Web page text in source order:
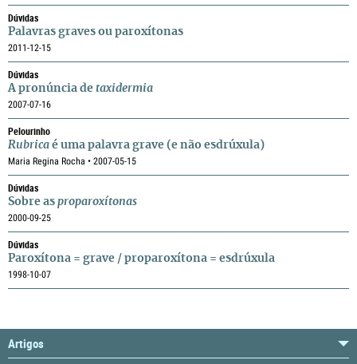
Dúvidas
Palavras graves ou paroxítonas
2011-12-15
Dúvidas
A pronúncia de taxidermia
2007-07-16
Pelourinho
Rubrica é uma palavra grave (e não esdrúxula)
Maria Regina Rocha • 2007-05-15
Dúvidas
Sobre as proparoxítonas
2000-09-25
Dúvidas
Paroxítona = grave / proparoxítona = esdrúxula
1998-10-07
Artigos